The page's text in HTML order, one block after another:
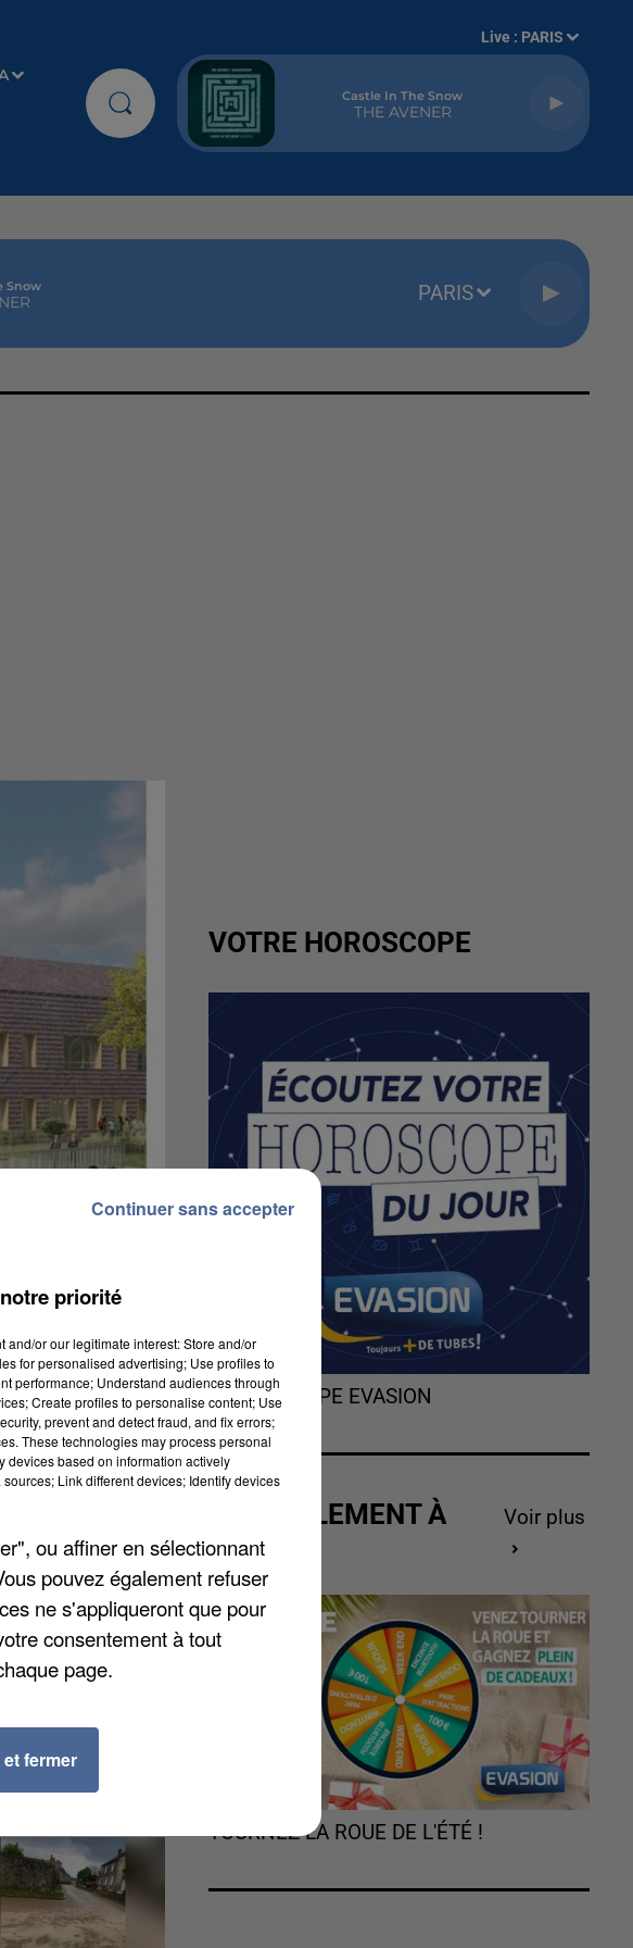
Live : PARIS
Castle In The Snow
THE AVENER
Snow PARIS
portes au
prochaine
le CDI-
aux habitants
VOTRE HOROSCOPE
L'HOROSCOPE EVASION
ACTUELLEMENT À
GAGNER
Voir plus
TOURNEZ LA ROUE DE L'ÉTÉ !
priorité
or our legitimate interest: Store and/or
for personalised advertising; Use profiles to
performance; Understand audiences through
Create profiles to personalise content; Use
prevent and detect fraud, and fix errors;
These technologies may process personal
devices based on information actively
Link different devices; Identify devices
ou affiner en sélectionnant
pouvez également refuser
ne s'appliqueront que pour
consentement à tout
page.
fermer
Continuer sans accepter